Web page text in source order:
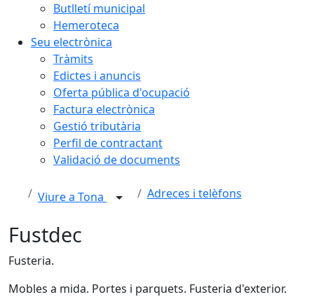
Butlletí municipal
Hemeroteca
Seu electrònica
Tràmits
Edictes i anuncis
Oferta pública d'ocupació
Factura electrònica
Gestió tributària
Perfil de contractant
Validació de documents
Viure a Tona Adreces i telèfons
Fustdec
Fusteria.
Mobles a mida. Portes i parquets. Fusteria d'exterior.